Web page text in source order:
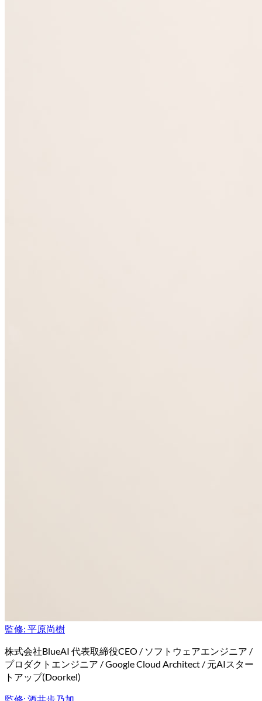
監修: 平原尚樹
株式会社BlueAI 代表取締役CEO / ソフトウェアエンジニア /
プロダクトエンジニア / Google Cloud Architect / 元AIスター
トアップ(Doorkel)